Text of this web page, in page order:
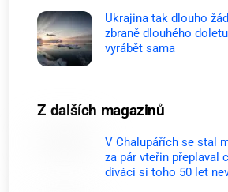
Ukrajina tak dlouho
zbraně dlouhého
vyrábět sama
Z dalších magazinů
V Chalupářích se stal
za pár vteřin přeplaval
diváci si toho 50 let